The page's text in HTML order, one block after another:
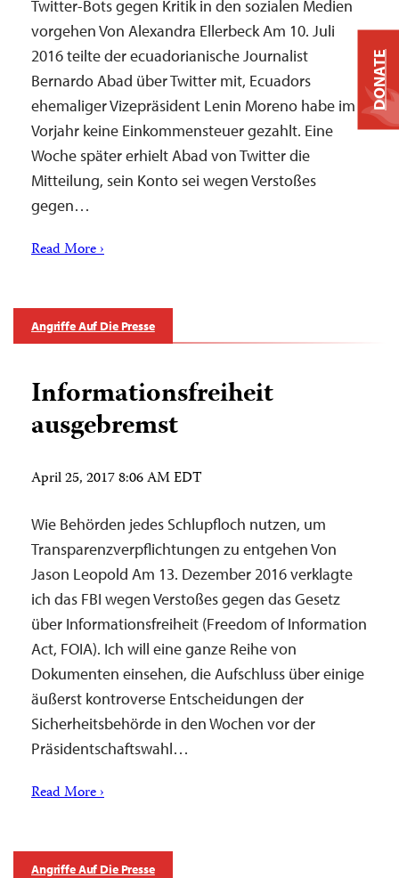
Twitter-Bots gegen Kritik in den sozialen Medien
vorgehen Von Alexandra Ellerbeck Am 10. Juli
2016 teilte der ecuadorianische Journalist
Bernardo Abad über Twitter mit, Ecuadors
ehemaliger Vizepräsident Lenin Moreno habe im
Vorjahr keine Einkommensteuer gezahlt. Eine
Woche später erhielt Abad von Twitter die
Mitteilung, sein Konto sei wegen Verstoßes
gegen…
Read More ›
Angriffe Auf Die Presse
Informationsfreiheit
ausgebremst
April 25, 2017 8:06 AM EDT
Wie Behörden jedes Schlupfloch nutzen, um
Transparenzverpflichtungen zu entgehen Von
Jason Leopold Am 13. Dezember 2016 verklagte
ich das FBI wegen Verstoßes gegen das Gesetz
über Informationsfreiheit (Freedom of Information
Act, FOIA). Ich will eine ganze Reihe von
Dokumenten einsehen, die Aufschluss über einige
äußerst kontroverse Entscheidungen der
Sicherheitsbehörde in den Wochen vor der
Präsidentschaftswahl…
Read More ›
Angriffe Auf Die Presse
DONATE